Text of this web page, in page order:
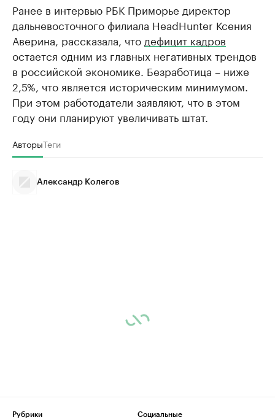
Ранее в интервью РБК Приморье директор
дальневосточного филиала HeadHunter Ксения
Аверина, рассказала, что дефицит кадров
остается одним из главных негативных трендов
в российской экономике. Безработица – ниже
2,5%, что является историческим минимумом.
При этом работодатели заявляют, что в этом
году они планируют увеличивать штат.
АвторыТеги
Александр Колегов
Рубрики
Социальные